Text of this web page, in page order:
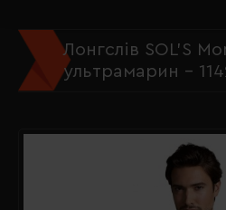
Лонгслів SOL'S
ультрамарин -